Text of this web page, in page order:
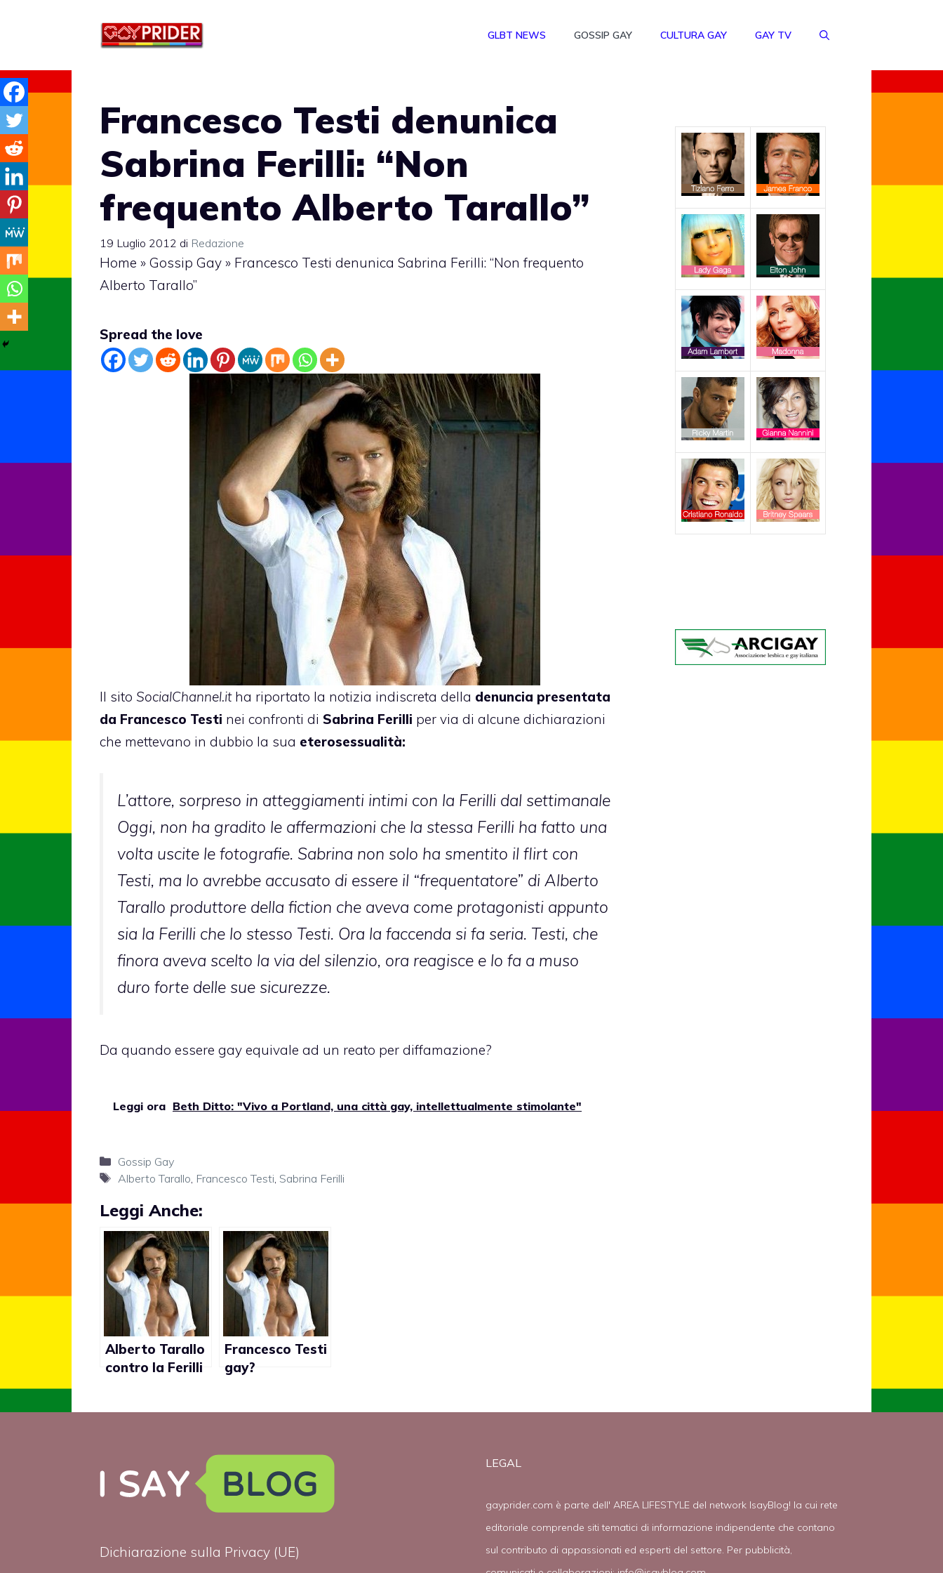
GLBT NEWS GOSSIP GAY CULTURA GAY GAY TV
Francesco Testi denunica
Sabrina Ferilli: “Non
frequento Alberto Tarallo”
19 Luglio 2012 di Redazione
Home » Gossip Gay » Francesco Testi denunica Sabrina Ferilli: “Non frequento
Alberto Tarallo”
Spread the love
Il sito SocialChannel.itha riportato la notizia indiscreta della denuncia presentata
da Francesco Testi nei confronti di Sabrina Ferilli per via di alcune dichiarazioni
che mettevano in dubbio la sua eterosessualità:
L’attore, sorpreso in atteggiamenti intimi con la Ferilli dal settimanale
Oggi, non ha gradito le affermazioni che la stessa Ferilli ha fatto una
volta uscite le fotografie. Sabrina non solo ha smentito il flirt con
Testi, ma lo avrebbe accusato di essere il “frequentatore” di Alberto
Tarallo produttore della fiction che aveva come protagonisti appunto
sia la Ferilli che lo stesso Testi. Ora la faccenda si fa seria. Testi, che
finora aveva scelto la via del silenzio, ora reagisce e lo fa a muso
duro forte delle sue sicurezze.
Da quando essere gay equivale ad un reato per diffamazione?
Leggi ora Beth Ditto: "Vivo a Portland, una città gay, intellettualmente stimolante"
Categorie
Gossip Gay
Tag
Alberto Tarallo Francesco Testi Sabrina Ferilli
Leggi Anche:
Alberto Tarallo
contro la Ferilli
Francesco Testi
gay?
Ferilli
Dichiarazione sulla Privacy (UE)
LEGAL
gayprider.com è parte dell' AREA LIFESTYLE del network IsayBlog! la cui rete
editoriale comprende siti tematici di informazione indipendente che contano
sul contributo di appassionati ed esperti del settore. Per pubblicità,